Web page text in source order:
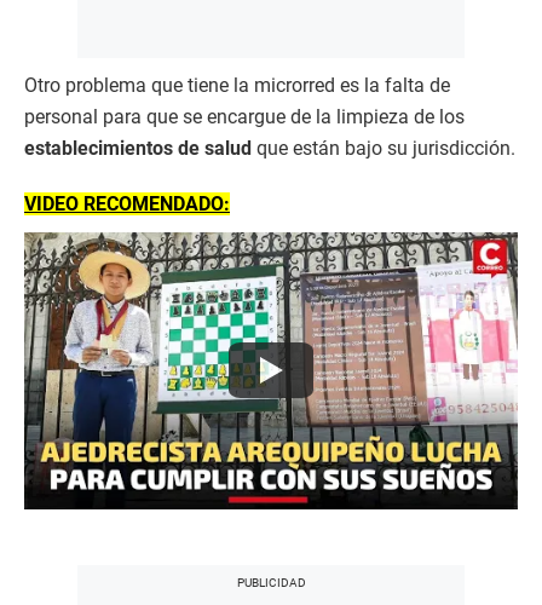
Otro problema que tiene la microrred es la falta de
personal para que se encargue de la limpieza de los
establecimientos de salud que están bajo su jurisdicción.
VIDEO RECOMENDADO: